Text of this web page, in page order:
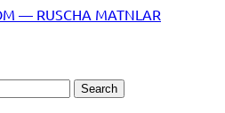
— RUSCHA MATNLAR